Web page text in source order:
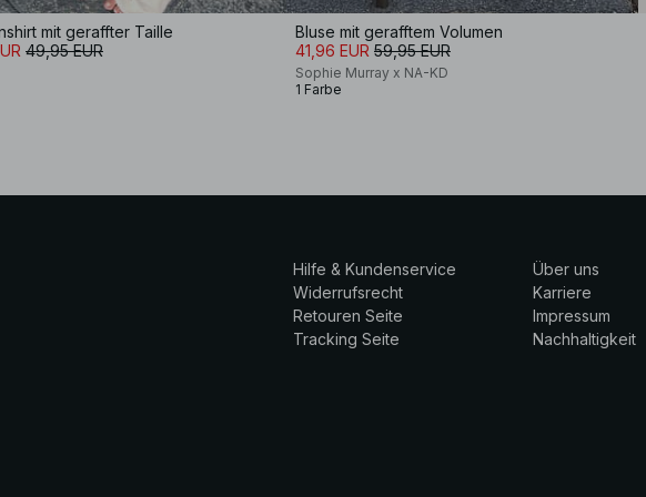
mit geraffter Taille
49,95 EUR
Bluse mit gerafftem Volumen
41,96 EUR 59,95 EUR
Sophie Murray x NA-KD
1 Farbe
Hilfe & Kundenservice
Widerrufsrecht
Retouren Seite
Tracking Seite
Über uns
Karriere
Impressum
Nachhaltigkeit